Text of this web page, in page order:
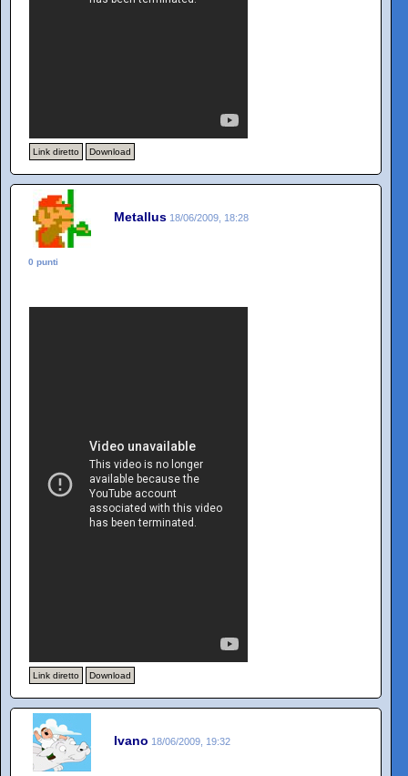
Link diretto Download
Metallus 18/06/2009, 18:28
0 punti
Link diretto Download
Ivano 18/06/2009, 19:32